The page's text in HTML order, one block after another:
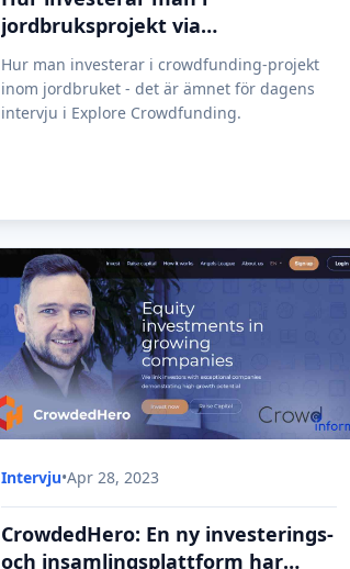
Intervju•Apr 28, 2023
CrowdedHero: En ny investerings-
och insamlingsplattform har
startat sin verksamhet i Lettland
000 euro investerade i projektet börjar den
nya crowdfunding-plattformen CrowdedHero
sin verksamhet i Lettland (under 2019).